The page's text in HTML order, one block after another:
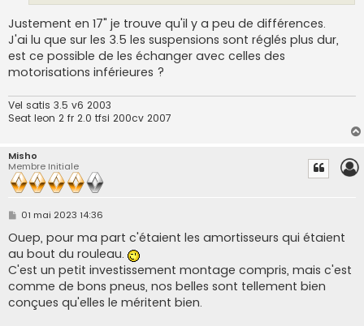
Justement en 17" je trouve qu'il y a peu de différences.
J'ai lu que sur les 3.5 les suspensions sont réglés plus dur,
est ce possible de les échanger avec celles des
motorisations inférieures ?
Vel satis 3.5 v6 2003
Seat leon 2 fr 2.0 tfsi 200cv 2007
Misho
Membre Initiale
M
s
s
a
g
e
01 mai 2023 14:36
Ouep, pour ma part c'étaient les amortisseurs qui étaient
au bout du rouleau.
C'est un petit investissement montage compris, mais c'est
comme de bons pneus, nos belles sont tellement bien
conçues qu'elles le méritent bien.